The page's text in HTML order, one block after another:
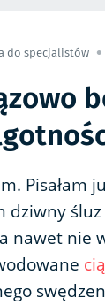
do specjalistów
Pisałam
dziwny
nawet nie